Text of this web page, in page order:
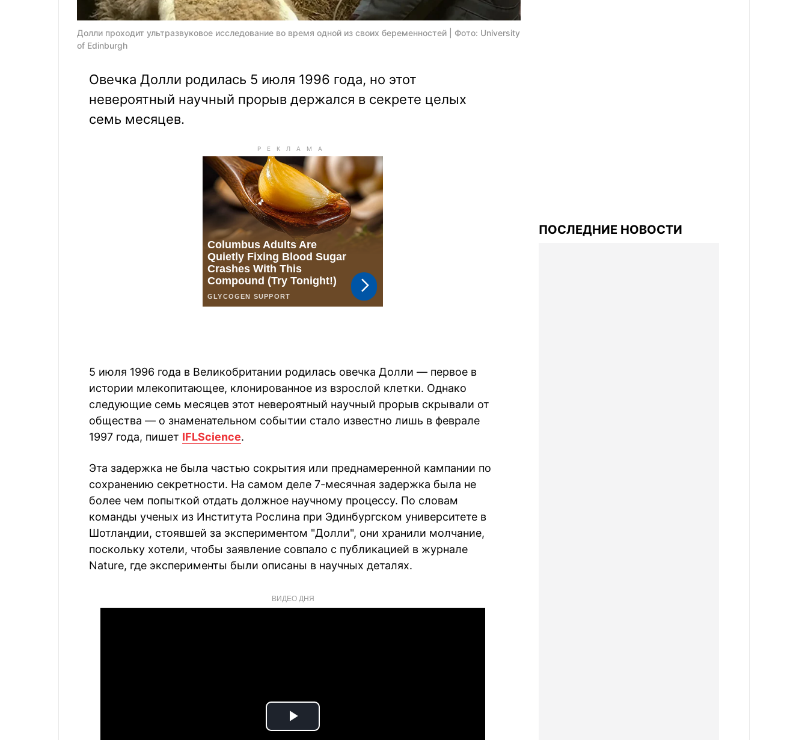
Долли проходит ультразвуковое исследование во время одной из своих беременностей | Фото: University
of Edinburgh
Овечка Долли родилась 5 июля 1996 года, но этот
невероятный научный прорыв держался в секрете целых
семь месяцев.
5 июля 1996 года в Великобритании родилась овечка Долли — первое в
истории млекопитающее, клонированное из взрослой клетки. Однако
следующие семь месяцев этот невероятный научный прорыв скрывали от
общества — о знаменательном событии стало известно лишь в феврале
1997 года, пишет IFLScience.
Эта задержка не была частью сокрытия или преднамеренной кампании по
сохранению секретности. На самом деле 7-месячная задержка была не
более чем попыткой отдать должное научному процессу. По словам
команды ученых из Института Рослина при Эдинбургском университете в
Шотландии, стоявшей за экспериментом "Долли", они хранили молчание,
поскольку хотели, чтобы заявление совпало с публикацией в журнале
Nature, где эксперименты были описаны в научных деталях.
ВИДЕО ДНЯ
Play
ПОСЛЕДНИЕ НОВОСТИ